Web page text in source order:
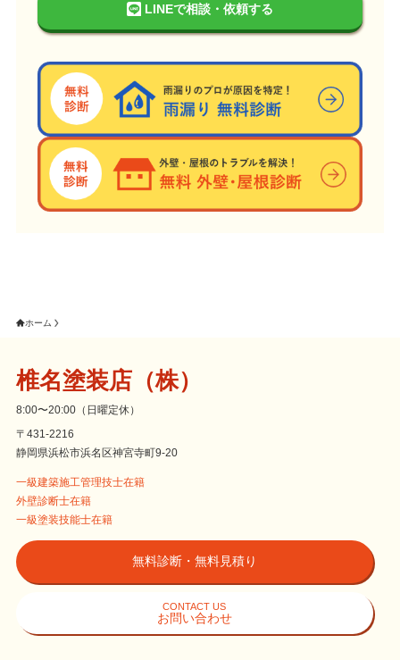
LINEで相談・依頼する
ホーム
椎名塗装店（株）
8:00〜20:00（日曜定休）
〒431-2216
静岡県浜松市浜名区神宮寺町9-20
一級建築施工管理技士在籍
外壁診断士在籍
一級塗装技能士在籍
無料診断・無料見積り
CONTACT US
お問い合わせ